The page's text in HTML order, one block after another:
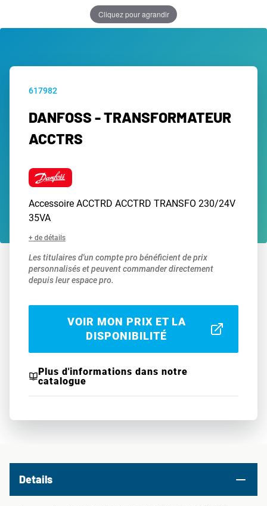
Cliquez pour agrandir
617982
DANFOSS - TRANSFORMATEUR
ACCTRS
Accessoire ACCTRD ACCTRD TRANSFO 230/24V
35VA
+ de détails
Les titulaires d'un compte pro bénéficient de prix
personnalisés et peuvent commander directement
depuis leur espace pro.
VOIR MON PRIX ET LA
DISPONIBILITÉ
Plus d'informations dans notre
catalogue
Details